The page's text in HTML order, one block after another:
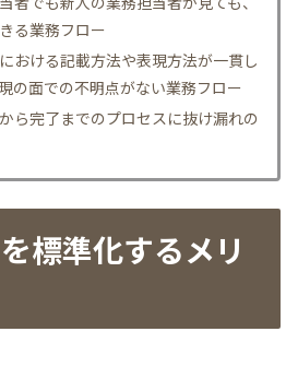
る業務フロー
おける記載方法や表現方法が一貫し
の面での不明点がない業務フロー
ら完了までのプロセスに抜け漏れの
標準化するメリ